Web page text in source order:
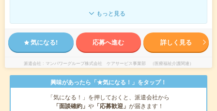
もっと見る
気になる! 応募へ進む 詳しく見る
派遣会社 マンパワーグループ株式会社 ケアサービス事業部 （医療福祉介護関連）
興味があったら「★気になる！」をタップ！
「気になる！」を押しておくと、派遣会社から
「面談確約」 や 「応募歓迎」 が届きます！